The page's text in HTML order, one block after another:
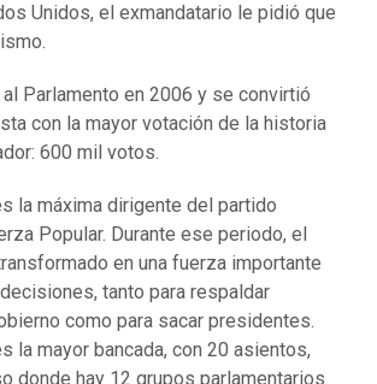
Unidos, el exmandatario le pidió que
al Parlamento en 2006 y se convirtió
con la mayor votación de la historia
600 mil votos.
la máxima dirigente del partido
Popular. Durante ese periodo, el
en una fuerza importante
tanto para respaldar
como para sacar presidentes.
la mayor bancada, con 20 asientos,
donde hay 12 grupos parlamentarios.